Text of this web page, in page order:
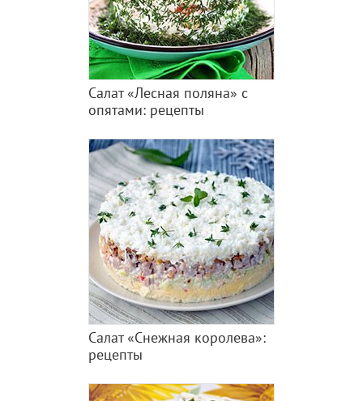
Салат «Лесная поляна» с
опятами: рецепты
Салат «Снежная королева»:
рецепты